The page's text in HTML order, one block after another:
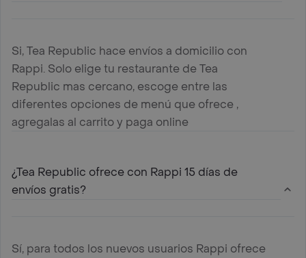
Si, Tea Republic hace envíos a domicilio con
Rappi. Solo elige tu restaurante de Tea
Republic mas cercano, escoge entre las
diferentes opciones de menú que ofrece ,
agregalas al carrito y paga online
¿Tea Republic ofrece con Rappi 15 días de
envíos gratis?
Sí, para todos los nuevos usuarios Rappi ofrece